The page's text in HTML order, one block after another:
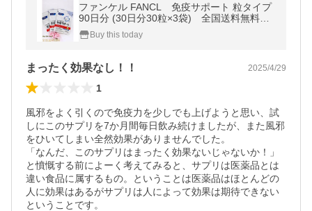
ファンケル FANCL 免疫サポート 粒タイプ
90日分 (30日分30粒×3袋) 全国送料無料
賞味期限2028.04
Buy this today
まったく効果なし！！ 2025/4/29
1
風邪をよく引くので免疫力を少しでも上げようと思い、試
しにこのサプリを7か月間毎日飲み続けましたが、また風邪
をひいてしまい全然効果がありませんでした。
「なんだ、このサプリはまったく効果ないじゃないか！」
と憤慨する前によーく考えてみると、サプリは医薬品とは
違い食品に属するもの。ということは医薬品はほとんどの
人に効果はあるがサプリは人によって効果は期待できない
ということです。